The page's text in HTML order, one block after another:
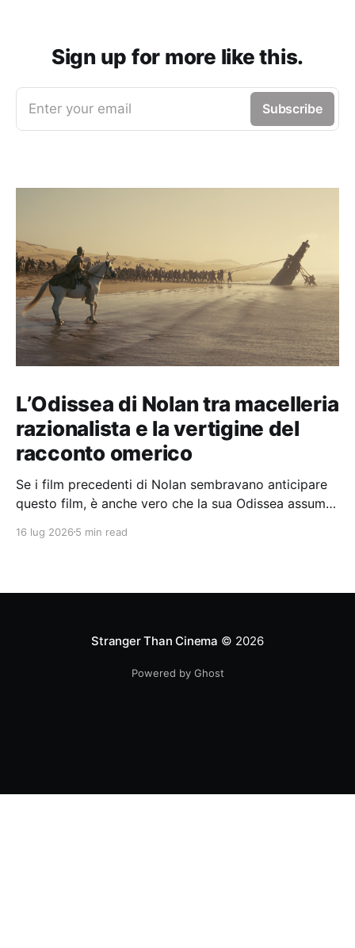
Sign up for more like this.
Enter your email Subscribe
L’Odissea di Nolan tra macelleria
razionalista e la vertigine del
racconto omerico
Se i film precedenti di Nolan sembravano anticipare
questo film, è anche vero che la sua Odissea assume
16 lug 2026 5 min read
Stranger Than Cinema © 2026
Powered by Ghost